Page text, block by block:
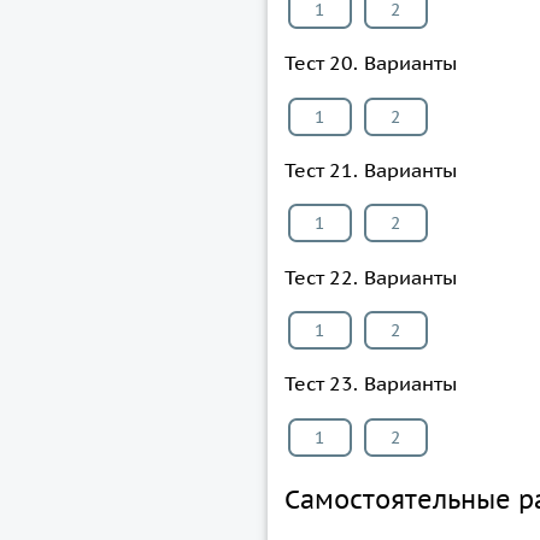
1 2
Тест 20. Варианты
1 2
Тест 21. Варианты
1 2
Тест 22. Варианты
1 2
Тест 23. Варианты
1 2
Самостоятельные